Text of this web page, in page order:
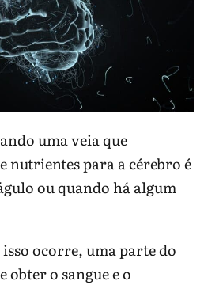
uma veia que
nutrientes para a cérebro é
ou quando há algum
ocorre, uma parte do
obter o sangue e o